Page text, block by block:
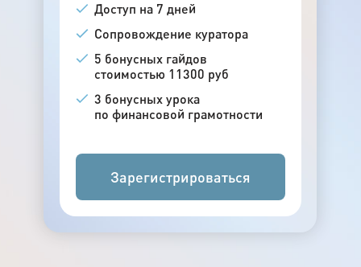
Доступ на 7 дней
Зарегистрироваться
Сопровождение куратора
5 бонусных гайдов
стоимостью 11300 руб
3 бонусных урока
по финансовой грамотности